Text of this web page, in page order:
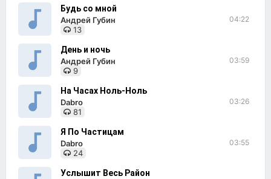
Будь со мной
Андрей Губин
13
04:22
День и ночь
Андрей Губин
9
03:59
На Часах Ноль-Ноль
Dabro
81
03:26
Я По Частицам
Dabro
24
03:55
Услышит Весь Район